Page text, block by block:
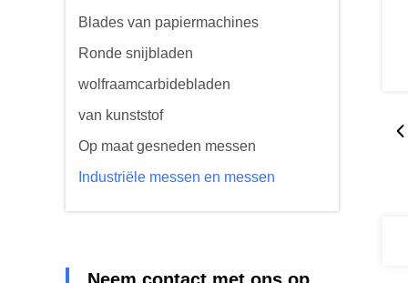
Blades van papiermachines
Ronde snijbladen
wolfraamcarbidebladen
van kunststof
Op maat gesneden messen
Industriële messen en messen